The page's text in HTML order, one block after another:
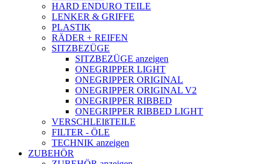
HARD ENDURO TEILE
LENKER & GRIFFE
PLASTIK
RÄDER + REIFEN
SITZBEZÜGE
SITZBEZÜGE anzeigen
ONEGRIPPER LIGHT
ONEGRIPPER ORIGINAL
ONEGRIPPER ORIGINAL V2
ONEGRIPPER RIBBED
ONEGRIPPER RIBBED LIGHT
VERSCHLEIßTEILE
FILTER - ÖLE
TECHNIK anzeigen
ZUBEHÖR